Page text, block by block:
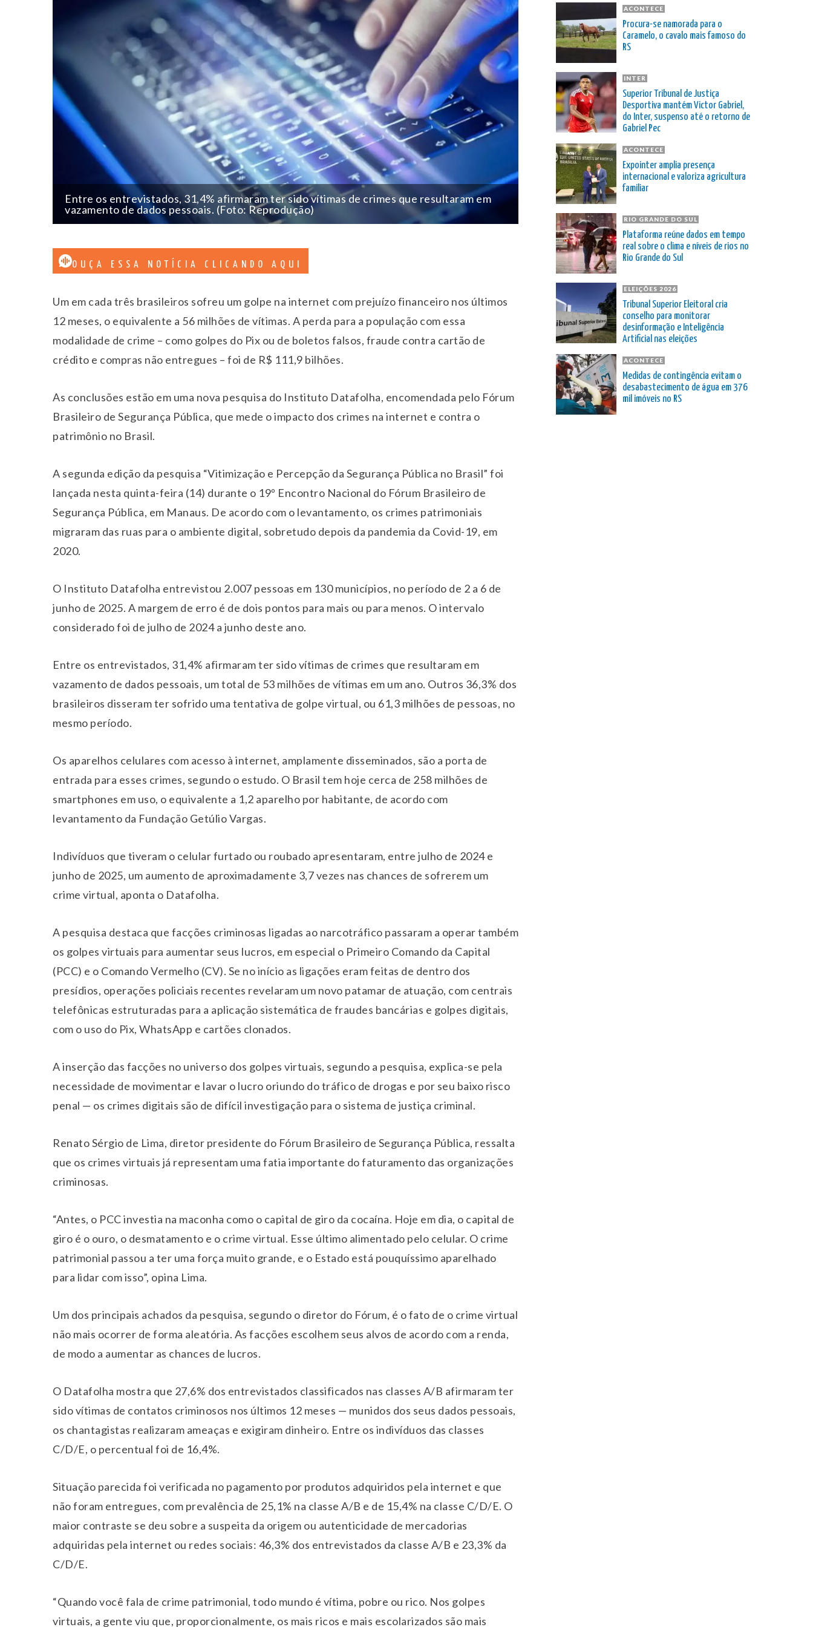
Entre os entrevistados, 31,4% afirmaram ter sido vítimas de crimes que resultaram em
vazamento de dados pessoais. (Foto: Reprodução)
OUÇA ESSA NOTÍCIA CLICANDO AQUI
Um em cada três brasileiros sofreu um golpe na internet com prejuízo financeiro nos últimos
12 meses, o equivalente a 56 milhões de vítimas. A perda para a população com essa
modalidade de crime – como golpes do Pix ou de boletos falsos, fraude contra cartão de
crédito e compras não entregues – foi de R$ 111,9 bilhões.
As conclusões estão em uma nova pesquisa do Instituto Datafolha, encomendada pelo Fórum
Brasileiro de Segurança Pública, que mede o impacto dos crimes na internet e contra o
patrimônio no Brasil.
A segunda edição da pesquisa “Vitimização e Percepção da Segurança Pública no Brasil” foi
lançada nesta quinta-feira (14) durante o 19º Encontro Nacional do Fórum Brasileiro de
Segurança Pública, em Manaus. De acordo com o levantamento, os crimes patrimoniais
migraram das ruas para o ambiente digital, sobretudo depois da pandemia da Covid-19, em
2020.
O Instituto Datafolha entrevistou 2.007 pessoas em 130 municípios, no período de 2 a 6 de
junho de 2025. A margem de erro é de dois pontos para mais ou para menos. O intervalo
considerado foi de julho de 2024 a junho deste ano.
Entre os entrevistados, 31,4% afirmaram ter sido vítimas de crimes que resultaram em
vazamento de dados pessoais, um total de 53 milhões de vítimas em um ano. Outros 36,3% dos
brasileiros disseram ter sofrido uma tentativa de golpe virtual, ou 61,3 milhões de pessoas, no
mesmo período.
Os aparelhos celulares com acesso à internet, amplamente disseminados, são a porta de
entrada para esses crimes, segundo o estudo. O Brasil tem hoje cerca de 258 milhões de
smartphones em uso, o equivalente a 1,2 aparelho por habitante, de acordo com
levantamento da Fundação Getúlio Vargas.
Indivíduos que tiveram o celular furtado ou roubado apresentaram, entre julho de 2024 e
junho de 2025, um aumento de aproximadamente 3,7 vezes nas chances de sofrerem um
crime virtual, aponta o Datafolha.
A pesquisa destaca que facções criminosas ligadas ao narcotráfico passaram a operar também
os golpes virtuais para aumentar seus lucros, em especial o Primeiro Comando da Capital
(PCC) e o Comando Vermelho (CV). Se no início as ligações eram feitas de dentro dos
presídios, operações policiais recentes revelaram um novo patamar de atuação, com centrais
telefônicas estruturadas para a aplicação sistemática de fraudes bancárias e golpes digitais,
com o uso do Pix, WhatsApp e cartões clonados.
A inserção das facções no universo dos golpes virtuais, segundo a pesquisa, explica-se pela
necessidade de movimentar e lavar o lucro oriundo do tráfico de drogas e por seu baixo risco
penal — os crimes digitais são de difícil investigação para o sistema de justiça criminal.
Renato Sérgio de Lima, diretor presidente do Fórum Brasileiro de Segurança Pública, ressalta
que os crimes virtuais já representam uma fatia importante do faturamento das organizações
criminosas.
“Antes, o PCC investia na maconha como o capital de giro da cocaína. Hoje em dia, o capital de
giro é o ouro, o desmatamento e o crime virtual. Esse último alimentado pelo celular. O crime
patrimonial passou a ter uma força muito grande, e o Estado está pouquíssimo aparelhado
para lidar com isso”, opina Lima.
Um dos principais achados da pesquisa, segundo o diretor do Fórum, é o fato de o crime virtual
não mais ocorrer de forma aleatória. As facções escolhem seus alvos de acordo com a renda,
de modo a aumentar as chances de lucros.
O Datafolha mostra que 27,6% dos entrevistados classificados nas classes A/B afirmaram ter
sido vítimas de contatos criminosos nos últimos 12 meses — munidos dos seus dados pessoais,
os chantagistas realizaram ameaças e exigiram dinheiro. Entre os indivíduos das classes
C/D/E, o percentual foi de 16,4%.
Situação parecida foi verificada no pagamento por produtos adquiridos pela internet e que
não foram entregues, com prevalência de 25,1% na classe A/B e de 15,4% na classe C/D/E. O
maior contraste se deu sobre a suspeita da origem ou autenticidade de mercadorias
adquiridas pela internet ou redes sociais: 46,3% dos entrevistados da classe A/B e 23,3% da
C/D/E.
“Quando você fala de crime patrimonial, todo mundo é vítima, pobre ou rico. Nos golpes
virtuais, a gente viu que, proporcionalmente, os mais ricos e mais escolarizados são mais
ACONTECE
Procura-se namorada para o
Caramelo, o cavalo mais famoso do
RS
INTER
Superior Tribunal de Justiça
Desportiva mantém Victor Gabriel,
do Inter, suspenso até o retorno de
Gabriel Pec
ACONTECE
Expointer amplia presença
internacional e valoriza agricultura
familiar
RIO GRANDE DO SUL
Plataforma reúne dados em tempo
real sobre o clima e níveis de rios no
Rio Grande do Sul
ELEIÇÕES 2026
Tribunal Superior Eleitoral cria
conselho para monitorar
desinformação e Inteligência
Artificial nas eleições
ACONTECE
Medidas de contingência evitam o
desabastecimento de água em 376
mil imóveis no RS